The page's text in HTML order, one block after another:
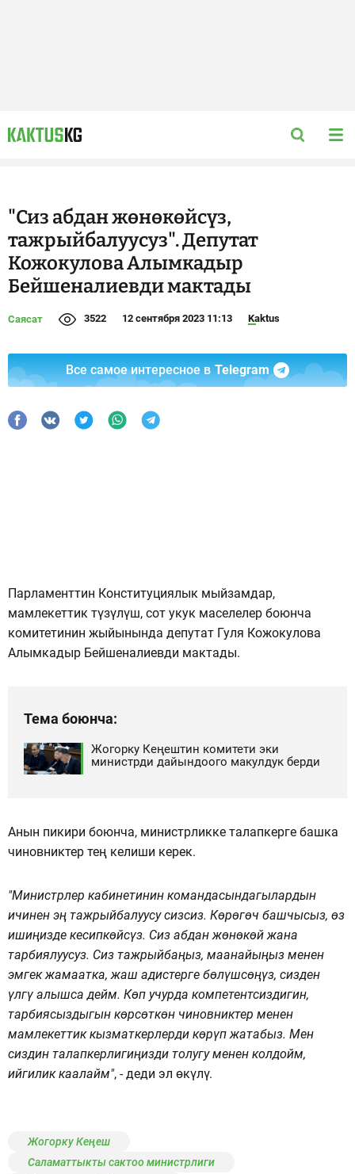
"Сиз абдан жөнөкөйсүз,
тажрыйбалуусуз". Депутат
Кожокулова Алымкадыр
Бейшеналиевди мактады
Саясат 3522 12 сентября 2023 11:13 Kaktus
Все самое интересное в Telegram
Парламенттин Конституциялык мыйзамдар,
мамлекеттик түзүлүш, сот укук маселелер боюнча
комитетинин жыйынында депутат Гуля Кожокулова
Алымкадыр Бейшеналиевди мактады.
Тема боюнча:
Жогорку Кеңештин комитети эки
министрди дайындоого макулдук берди
Анын пикири боюнча, министрликке талапкерге башка
чиновниктер тең келиши керек.
"Министрлер кабинетинин командасындагылардын
ичинен эң тажрыйбалуусу сизсиз. Көрөгөч башчысыз, өз
ишиңизде кесипкөйсүз. Сиз абдан жөнөкөй жана
тарбиялуусуз. Сиз тажрыйбаңыз, маанайыңыз менен
эмгек жамаатка, жаш адистерге бөлүшсөңүз, сизден
үлгү алышса дейм. Көп учурда компетентсиздигин,
тарбиясыздыгын көрсөткөн чиновниктер менен
мамлекеттик кызматкерлерди көрүп жатабыз. Мен
сиздин талапкерлигиңизди толугу менен колдойм,
ийгилик каалайм", - деди эл өкүлү.
Жогорку Кеңеш
Саламаттыкты сактоо министрлиги